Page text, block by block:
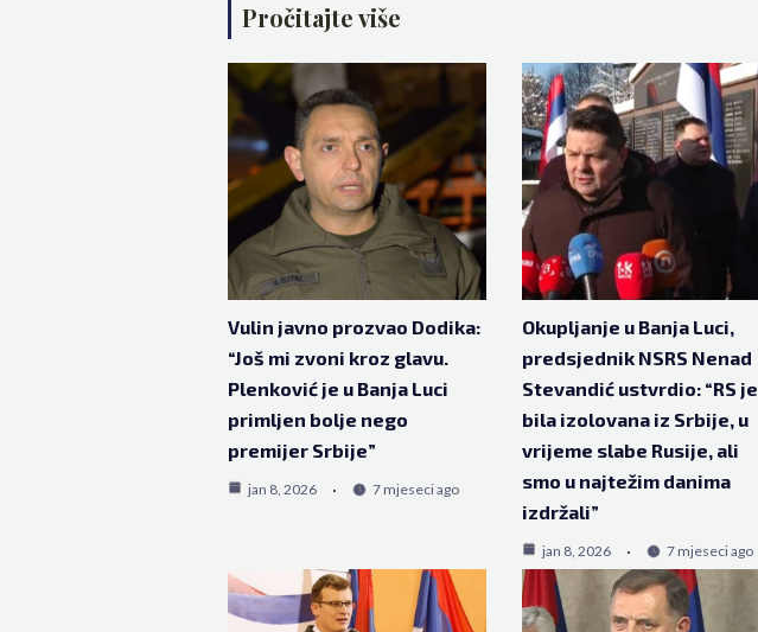
Pročitajte više
Vulin javno prozvao Dodika:
“Još mi zvoni kroz glavu.
Plenković je u Banja Luci
primljen bolje nego
premijer Srbije”
jan 8, 2026 7 mjeseci ago
Okupljanje u Banja Luci,
predsjednik NSRS Nenad
Stevandić ustvrdio: “RS je
bila izolovana iz Srbije, u
vrijeme slabe Rusije, ali
smo u najtežim danima
izdržali”
jan 8, 2026 7 mjeseci ago